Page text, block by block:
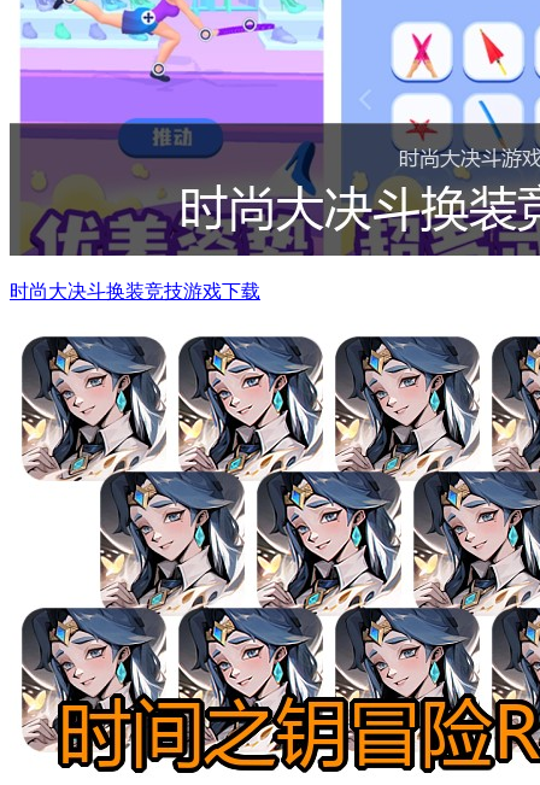
时尚大决斗换装竞技游戏下载